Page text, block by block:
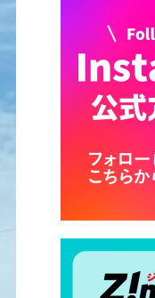
2026年7
京築地区水
試験（募集
2026年7月
カード交付
平日夜間
2026年7月
「こども文
2026年7月
盆期間の営
2026年7